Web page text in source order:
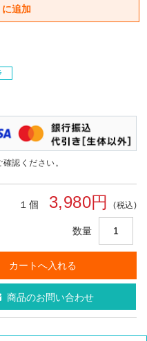
確認ください。
１個 3,980円(税込)
数量
商品のお問い合わせ